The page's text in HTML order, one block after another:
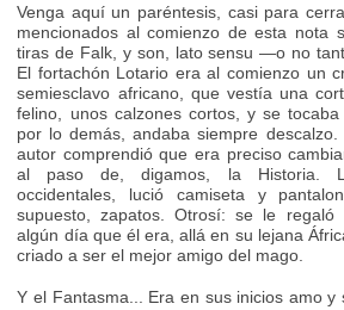
Venga aquí un paréntesis, casi para
mencionados al comienzo de esta nota
tiras de Falk, y son, lato sensu —o no
El fortachón Lotario era al comienzo un
semiesclavo africano, que vestía una
felino, unos calzones cortos, y se
por lo demás, andaba siempre
autor comprendió que era preciso
al paso de, digamos, la Historia.
occidentales, lució camiseta y
supuesto, zapatos. Otrosí: se le regaló
algún día que él era, allá en su lejana
criado a ser el mejor amigo del mago.
Y el Fantasma... Era en sus inicios amo y